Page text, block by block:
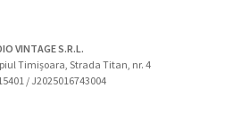
VINTAGE S.R.L.
Timișoara, Strada Titan, nr. 4
/ J2025016743004